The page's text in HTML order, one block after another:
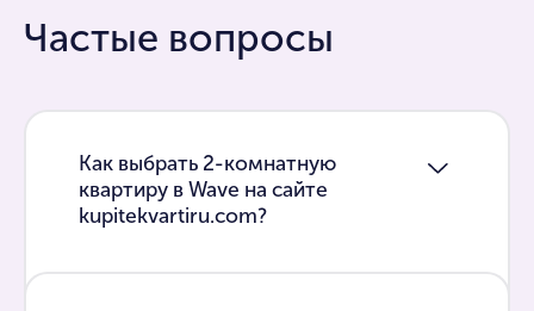
Частые вопросы
Как выбрать 2-комнатную
квартиру в Wave на сайте
kupitekvartiru.com?